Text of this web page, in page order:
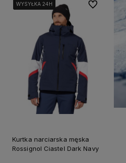
WYSYŁKA 24H
WYSYŁKA 24H
WYSYŁKA 24H
WYSYŁKA 24H
Kurtka narciarska męska
Rossignol Ciastel Dark Navy
Do ulubionych